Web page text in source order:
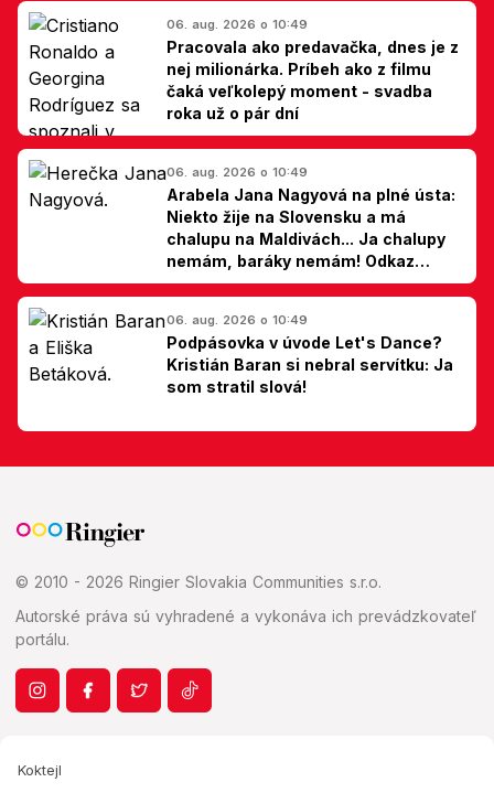
06. aug. 2026 o 10:49
Pracovala ako predavačka, dnes je z
nej milionárka. Príbeh ako z filmu
čaká veľkolepý moment - svadba
roka už o pár dní
06. aug. 2026 o 10:49
Arabela Jana Nagyová na plné ústa:
Niekto žije na Slovensku a má
chalupu na Maldivách... Ja chalupy
nemám, baráky nemám! Odkaz
Slovákom
06. aug. 2026 o 10:49
Podpásovka v úvode Let's Dance?
Kristián Baran si nebral servítku: Ja
som stratil slová!
© 2010 - 2026 Ringier Slovakia Communities s.r.o.
Autorské práva sú vyhradené a vykonáva ich prevádzkovateľ
portálu.
Koktejl